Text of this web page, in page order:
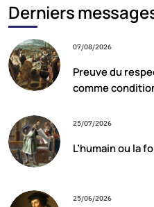
Derniers
07/08/2026
Preuve du
comme
25/07/2026
L’humain ou la
25/06/2026